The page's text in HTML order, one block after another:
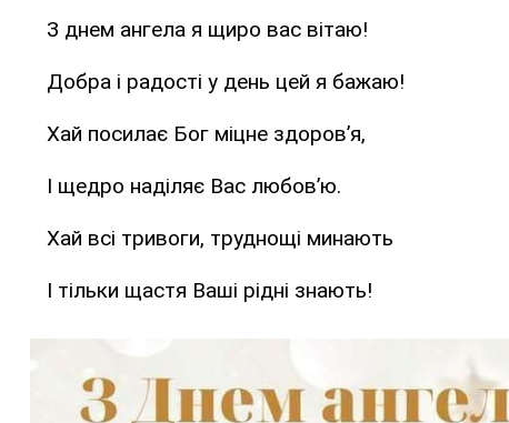
З днем ангела я щиро вас вітаю!
Добра і радості у день цей я бажаю!
Хай посилає Бог міцне здоров’я,
І щедро наділяє Вас любов’ю.
Хай всі тривоги, труднощі минають
І тільки щастя Ваші рідні знають!